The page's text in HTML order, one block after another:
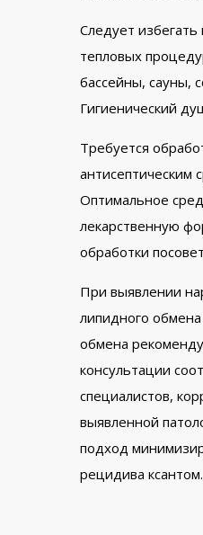
Следует
тепловых
бассейны, сауны,
Гигиенический
Требуется
антисептическим
Оптимальное
лекарственную
обработки
При выявлении
липидного
обмена
консультации
специалистов,
выявленной
подход
рецидива ксантом.